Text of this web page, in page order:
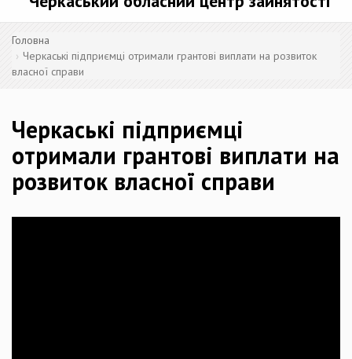
Головна
Черкаські підприємці отримали грантові виплати на розвиток
власної справи
Черкаські підприємці
отримали грантові виплати на
розвиток власної справи